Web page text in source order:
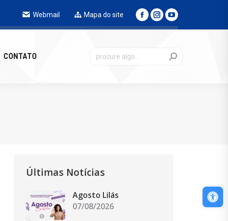
Webmail Mapa do site
CONTATO
Últimas Notícias
Agosto Lilás
07/08/2026
CONTATO